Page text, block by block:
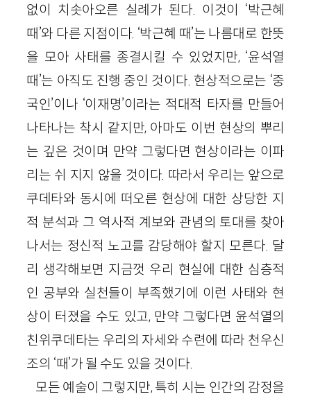
없이 치솟아오른 실례가 된다. 이것이 ‘박근혜
때’와 다른 지점이다. ‘박근혜 때’는 나름대로 한뜻
을 모아 사태를 종결시킬 수 있었지만, ‘윤석열
때’는 아직도 진행 중인 것이다. 현상적으로는 ‘중
국인’이나 ‘이재명’이라는 적대적 타자를 만들어
나타나는 착시 같지만, 아마도 이번 현상의 뿌리
는 깊은 것이며 만약 그렇다면 현상이라는 이파
리는 쉬 지지 않을 것이다. 따라서 우리는 앞으로
쿠데타와 동시에 떠오른 현상에 대한 상당한 지
적 분석과 그 역사적 계보와 관념의 토대를 찾아
나서는 정신적 노고를 감당해야 할지 모른다. 달
리 생각해보면 지금껏 우리 현실에 대한 심층적
인 공부와 실천들이 부족했기에 이런 사태와 현
상이 터졌을 수도 있고, 만약 그렇다면 윤석열의
친위쿠데타는 우리의 자세와 수련에 따라 천우신
조의 ‘때’가 될 수도 있을 것이다.
모든 예술이 그렇지만, 특히 시는 인간의 감정을